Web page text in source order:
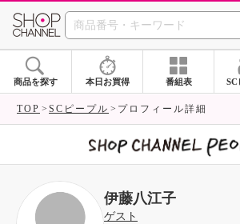
SHOP
商品を探す 本日お買得 番組表 SC
TOP SCピープル プロフィール詳細
伊藤八江子
ゲスト